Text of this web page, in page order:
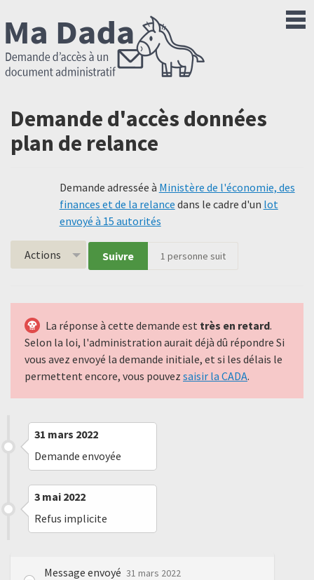
Demande d'accès données
plan de relance
Demande adressée à Ministère de l'économie, des
finances et de la relance dans le cadre d'un lot
envoyé à 15 autorités
Actions Suivre 1 personne suit
La réponse à cette demande est très en retard.
Selon la loi, l'administration aurait déjà dû répondre Si
vous avez envoyé la demande initiale, et si les délais le
permettent encore, vous pouvez saisir la CADA.
31 mars 2022
Demande envoyée
3 mai 2022
Refus implicite
Message envoyé 31 mars 2022